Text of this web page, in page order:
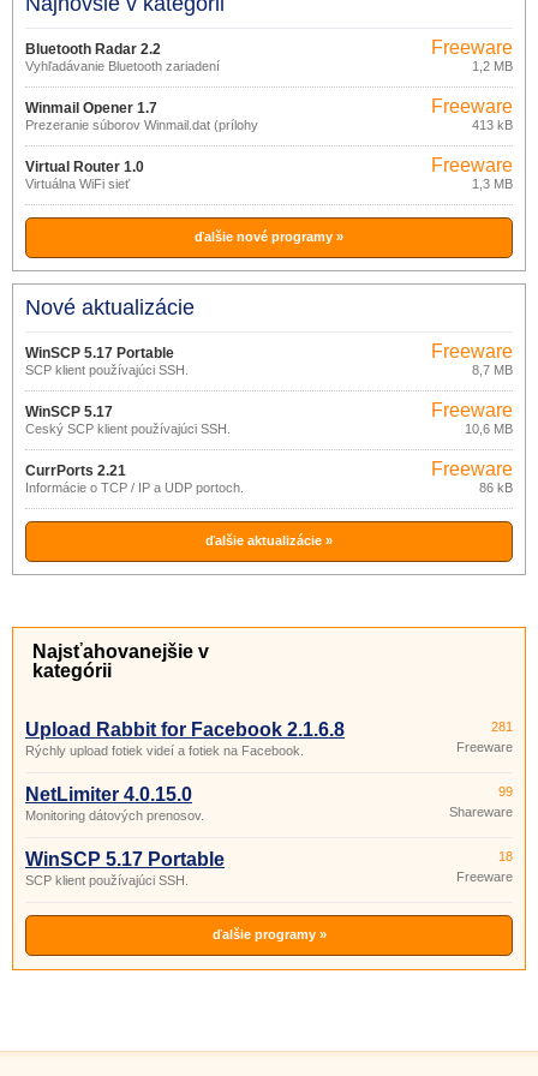
Bluetooth Radar 2.2
Vyhľadávanie Bluetooth zariadení
Freeware
1,2 MB
Winmail Opener 1.7
Prezeranie súborov Winmail.dat (prílohy
Freeware
413 kB
Virtual Router 1.0
Virtuálna WiFi sieť
Freeware
1,3 MB
ďalšie nové programy »
Nové aktualizácie
WinSCP 5.17 Portable
SCP klient používajúci SSH.
Freeware
8,7 MB
WinSCP 5.17
Český SCP klient používajúci SSH.
Freeware
10,6 MB
CurrPorts 2.21
Informácie o TCP / IP a UDP portoch.
Freeware
86 kB
ďalšie aktualizácie »
Najsťahovanejšie v
kategórii
Upload Rabbit for Facebook 2.1.6.8
Rýchly upload fotiek videí a fotiek na Facebook.
281
Freeware
NetLimiter 4.0.15.0
Monitoring dátových prenosov.
99
Shareware
WinSCP 5.17 Portable
SCP klient používajúci SSH.
18
Freeware
ďalšie programy »